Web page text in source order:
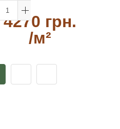
4270 грн.
/м²